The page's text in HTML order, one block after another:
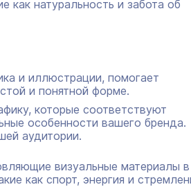
как натуральность и забота об
и иллюстрации, помогает
и понятной форме.
которые соответствуют
особенности вашего бренда.
аудитории.
визуальные материалы в
как спорт, энергия и